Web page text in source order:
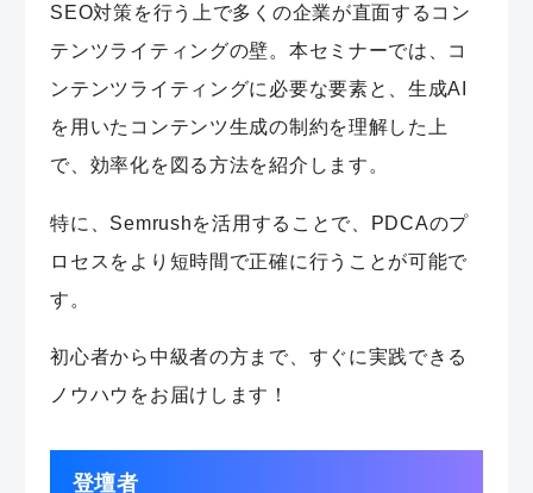
SEO対策を行う上で多くの企業が直面するコン
テンツライティングの壁。本セミナーでは、コ
ンテンツライティングに必要な要素と、生成AI
を用いたコンテンツ生成の制約を理解した上
で、効率化を図る方法を紹介します。
特に、Semrushを活用することで、PDCAのプ
ロセスをより短時間で正確に行うことが可能で
す。
初心者から中級者の方まで、すぐに実践できる
ノウハウをお届けします！
登壇者